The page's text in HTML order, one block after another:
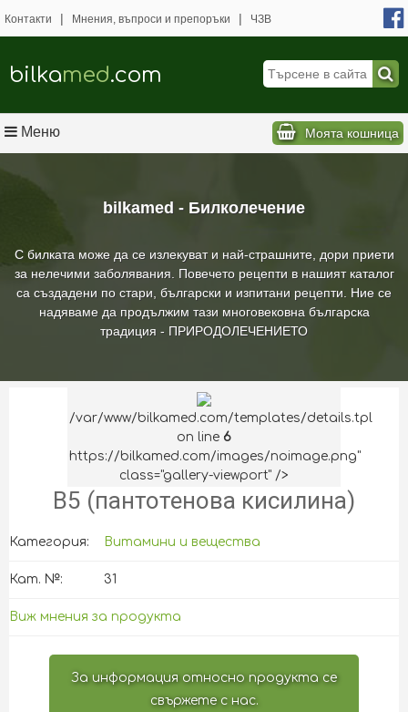
bilkamed - Билколечение
С билката може да се излекуват и най-страшните, дори приети
за нелечими заболявания. Повечето рецепти в нашият каталог
са създадени по стари, български и изпитани рецепти. Ние се
надяваме да продължим тази многовековна българска
традиция - ПРИРОДОЛЕЧЕНИЕТО
Контакти | Мнения, въпроси и препоръки | ЧЗВ
bilkamed.com
Меню Моята кошница
/var/www/bilkamed.com/templates/details.tpl
on line 6
https://bilkamed.com/images/noimage.png"
class="gallery-viewport" />
B5 (пантотенова кисилина)
Категория: Витамини и вещества
Кат. №: 31
Виж мнения за продукта
За информация относно продукта се
свържете с нас.